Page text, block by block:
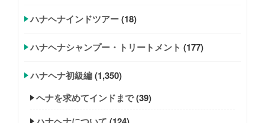
ハナヘナインドツアー(18)
ハナヘナシャンプー・トリートメント (177)
ハナヘナ初級編(1,350)
ヘナを求めてインドまで(39)